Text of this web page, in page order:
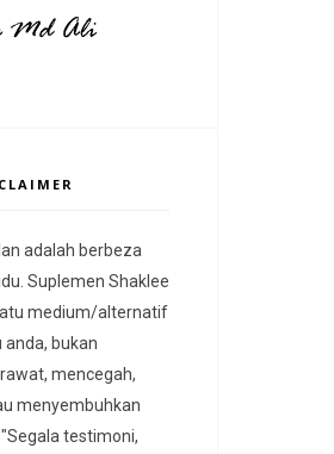
adalah berbeza
Suplemen Shaklee
medium/alternatif
bukan
mencegah,
menyembuhkan
testimoni,